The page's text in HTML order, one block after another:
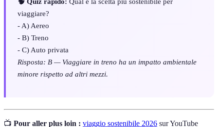
viaggiare?
- A) Aereo
- B) Treno
- C) Auto privata
Risposta: B — Viaggiare in treno ha un impatto ambientale
minore rispetto ad altri mezzi.
📺 Pour aller plus loin : viaggio sostenibile 2026 sur YouTube